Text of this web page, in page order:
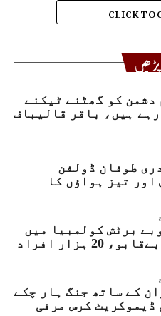
CLICK TO
دشمن کو گھٹنے ٹیکنے
ہیں، باقر قالیباف
طوفان ڈولفن
تیز ہواؤں کا
برٹش کولمبیا میں
جنگلات کی آگ بےقابو، 20 ہزار افراد
کے ساتھ جنگ ہار چکے
ڈیموکریٹ کرس مرفی